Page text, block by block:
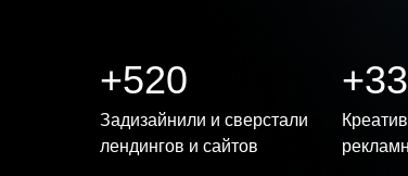
+520
Задизайнили и сверстали
лендингов и сайтов